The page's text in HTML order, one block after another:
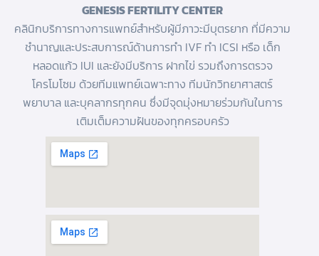
GENESIS FERTILITY CENTER
คลินิกบริการทางการแพทย์สำหรับผู้มีภาวะมีบุตรยาก ที่มีความ
ชำนาญและประสบการณ์ด้านการทํา IVF ทำ ICSI หรือ เด็ก
หลอดแก้วIUI และยังมีบริการ ฝากไข่ รวมถึงการตรวจ
โครโมโซม ด้วยทีมแพทย์เฉพาะทาง ทีมนักวิทยาศาสตร์
พยาบาล และบุคลากรทุกคน ซึ่งมีจุดมุ่งหมายร่วมกันในการ
เติมเต็มความฝันของทุกครอบครัว